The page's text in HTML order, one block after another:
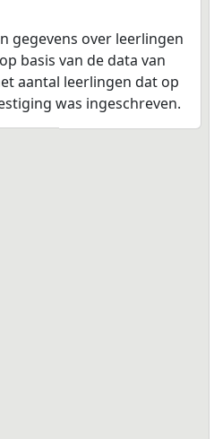
gegevens over leerlingen
basis van de data van
aantal leerlingen dat op
was ingeschreven.